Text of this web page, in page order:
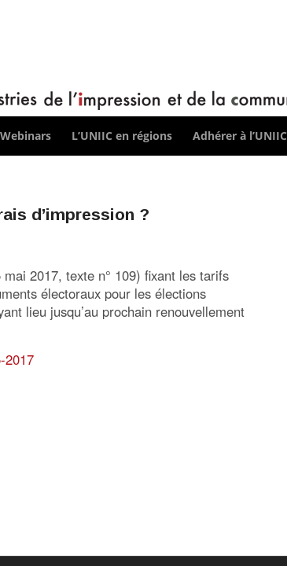
Webinars L’UNIIC en régions Adhérer à l’UNIIC
d’impression ?
2017, texte n° 109) fixant les tarifs
électoraux pour les élections
lieu jusqu’au prochain renouvellement
2017